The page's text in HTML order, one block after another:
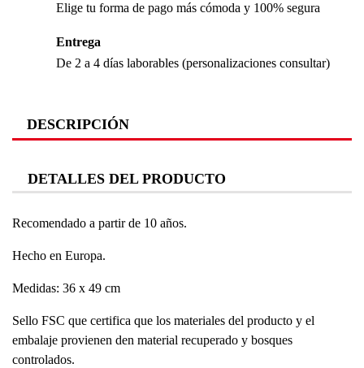
Elige tu forma de pago más cómoda y 100% segura
Entrega
De 2 a 4 días laborables (personalizaciones consultar)
DESCRIPCIÓN
DETALLES DEL PRODUCTO
Recomendado a partir de 10 años.
Hecho en Europa.
Medidas: 36 x 49 cm
Sello FSC que certifica que los materiales del producto y el
embalaje provienen den material recuperado y bosques
controlados.